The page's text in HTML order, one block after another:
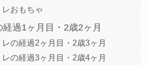
レおもちゃ
経過1ヶ月目・2歳2ヶ月
レの経過2ヶ月目・2歳3ヶ月
レの経過3ヶ月目・2歳4ヶ月